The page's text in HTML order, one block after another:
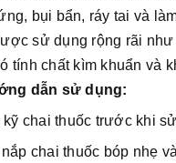
bụi bẩn, ráy tai và
sử dụng rộng rãi như
tính chất kìm khuẩn và
dẫn sử dụng:
kỹ chai thuốc trước khi
chai thuốc bóp nhẹ